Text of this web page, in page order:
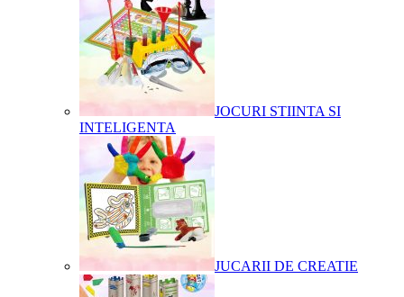
JOCURI STIINTA SI
INTELIGENTA
JUCARII DE CREATIE